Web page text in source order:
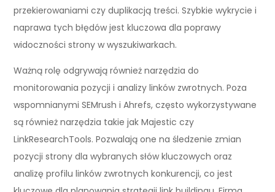
przekierowaniami czy duplikacją treści. Szybkie wykrycie i
naprawa tych błędów jest kluczowa dla poprawy
widoczności strony w wyszukiwarkach.
Ważną rolę odgrywają również narzędzia do
monitorowania pozycji i analizy linków zwrotnych. Poza
wspomnianymi SEMrush i Ahrefs, często wykorzystywane
są również narzędzia takie jak Majestic czy
LinkResearchTools. Pozwalają one na śledzenie zmian
pozycji strony dla wybranych słów kluczowych oraz
analizę profilu linków zwrotnych konkurencji, co jest